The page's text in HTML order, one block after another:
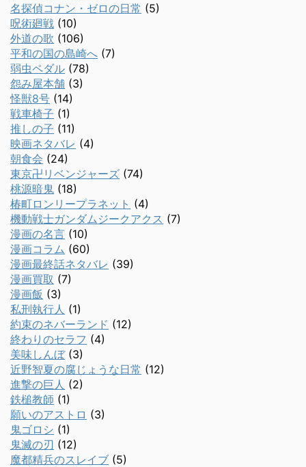
名探偵コナン・ゼロの日常 (5)
呪術廻戦 (10)
外道の歌 (106)
平和の国の島崎へ (7)
弱虫ペダル (78)
怨み屋本舗 (3)
怪獣8号 (14)
戦車椅子 (1)
推しの子 (11)
映画ネタバレ (4)
朝食会 (24)
東京卍リベンジャーズ (74)
桃源暗鬼 (18)
椿町ロンリープラネット (4)
機動戦士ガンダムジークアクス (7)
漫画の名言 (10)
漫画コラム (60)
漫画最終話ネタバレ (39)
漫画買取 (7)
漫画飯 (3)
私刑執行人 (1)
約束のネバーランド (12)
終わりのセラフ (4)
美味しんぼ(3)
近野智夏の腐じょうな日常 (12)
進撃の巨人 (2)
鉄槌教師 (1)
願いのアストロ (3)
鬼ゴロシ (1)
鬼滅の刃 (12)
魔都精兵のスレイブ (5)